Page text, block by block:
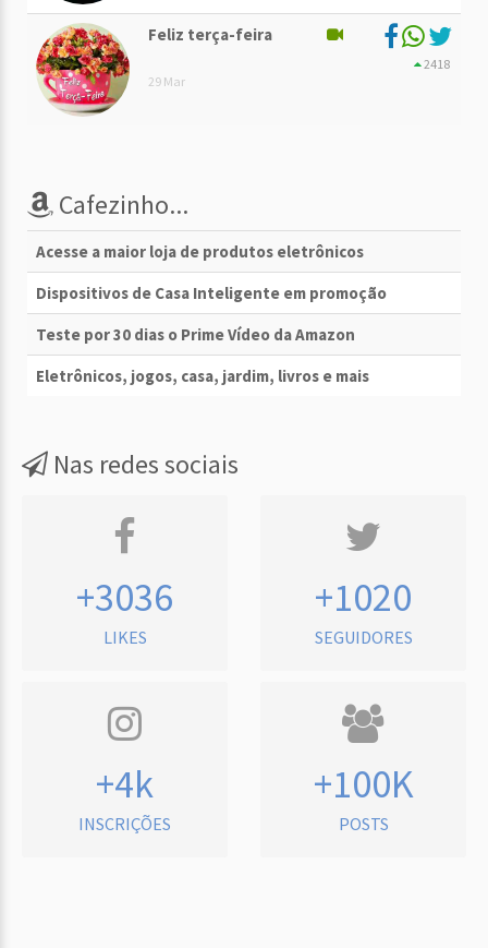
Feliz terça-feira
29 Mar
2418
Cafezinho...
Acesse a maior loja de produtos eletrônicos
Dispositivos de Casa Inteligente em promoção
Teste por 30 dias o Prime Vídeo da Amazon
Eletrônicos, jogos, casa, jardim, livros e mais
Nas redes sociais
+3036
LIKES
+1020
SEGUIDORES
+4k
INSCRIÇÕES
+100K
POSTS